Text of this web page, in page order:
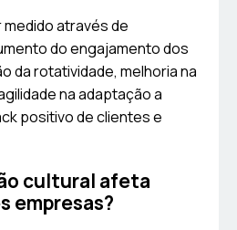
através de
do engajamento dos
da rotatividade, melhoria na
na adaptação a
positivo de clientes e
cultural afeta
empresas?